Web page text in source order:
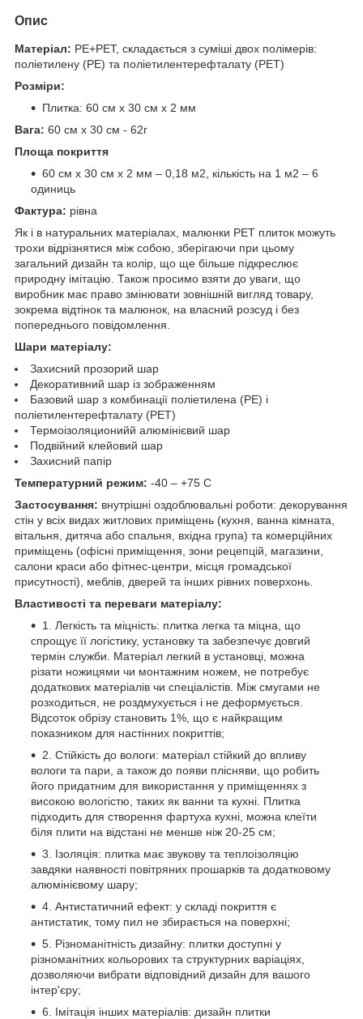
Опис
Матеріал: PE+PET, складається з суміші двох полімерів:
поліетилену (PE) та поліетилентерефталату (PET)
Розміри:
Плитка: 60 см х 30 см х 2 мм
Вага: 60 см х 30 см - 62г
Площа покриття
60 см х 30 см х 2 мм – 0,18 м2, кількість на 1 м2 – 6
одиниць
Фактура: рівна
Як і в натуральних матеріалах, малюнки РЕТ плиток можуть
трохи відрізнятися між собою, зберігаючи при цьому
загальний дизайн та колір, що ще більше підкреслює
природну імітацію. Також просимо взяти до уваги, що
виробник має право змінювати зовнішній вигляд товару,
зокрема відтінок та малюнок, на власний розсуд і без
попереднього повідомлення.
Шари матеріалу:
Захисний прозорий шар
Декоративний шар із зображенням
Базовий шар з комбинації поліетилена (PE) і
поліетилентерефталату (PET)
Термоізоляционийй алюмінієвий шар
Подвійний клейовий шар
Захисний папір
Температурний режим: -40 – +75 С
Застосування: внутрішні оздоблювальні роботи: декорування
стін у всіх видах житлових приміщень (кухня, ванна кімната,
вітальня, дитяча або спальня, вхідна група) та комерційних
приміщень (офісні приміщення, зони рецепцій, магазини,
салони краси або фітнес-центри, місця громадської
присутності), меблів, дверей та інших рівних поверхонь.
Властивості та переваги матеріалу:
1. Легкість та міцність: плитка легка та міцна, що
спрощує її логістику, установку та забезпечує довгий
термін служби. Матеріал легкий в установці, можна
різати ножицями чи монтажним ножем, не потребує
додаткових матеріалів чи спеціалістів. Між смугами не
розходиться, не роздмухується і не деформується.
Відсоток обрізу становить 1%, що є найкращим
показником для настінних покриттів;
2. Стійкість до вологи: матеріал стійкий до впливу
вологи та пари, а також до появи плісняви, що робить
його придатним для використання у приміщеннях з
високою вологістю, таких як ванни та кухні. Плитка
підходить для створення фартуха кухні, можна клеїти
біля плити на відстані не менше ніж 20-25 см;
3. Ізоляція: плитка має звукову та теплоізоляцію
завдяки наявності повітряних прошарків та додатковому
алюмінієвому шару;
4. Антистатичний ефект: у складі покриття є
антистатик, тому пил не збирається на поверхні;
5. Різноманітність дизайну: плитки доступні у
різноманітних кольорових та структурних варіаціях,
дозволяючи вибрати відповідний дизайн для вашого
інтер'єру;
6. Імітація інших матеріалів: дизайн плитки